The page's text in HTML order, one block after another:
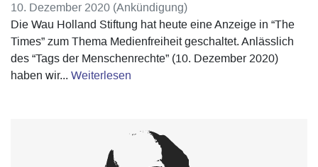
10. Dezember 2020 (Ankündigung)
Die Wau Holland Stiftung hat heute eine Anzeige in “The
Times” zum Thema Medienfreiheit geschaltet. Anlässlich
des “Tags der Menschenrechte” (10. Dezember 2020)
haben wir... Weiterlesen